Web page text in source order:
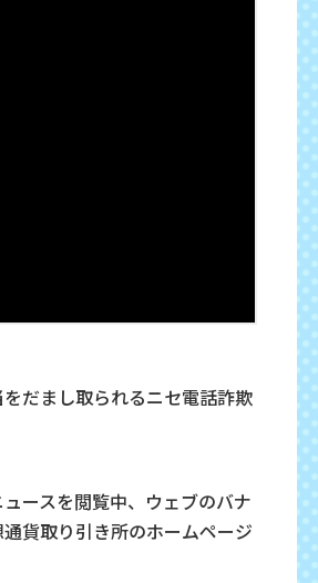
だまし取られるニセ電話詐欺
ースを閲覧中、ウェブのバナ
貨取り引き所のホームページ